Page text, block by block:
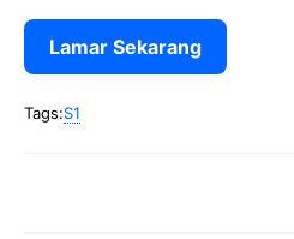
Lamar Sekarang
Tags:S1